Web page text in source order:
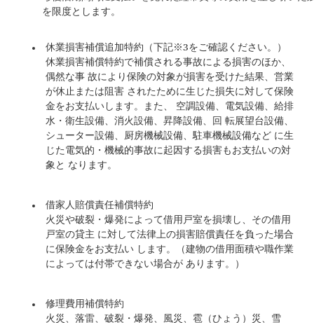
を限度とします。
休業損害補償追加特約（下記※3をご確認ください。）
休業損害補償特約で補償される事故による損害のほか、
偶然な事 故により保険の対象が損害を受けた結果、営業
が休止または阻害 されたために生じた損失に対して保険
金をお支払いします。また、 空調設備、電気設備、給排
水・衛生設備、消火設備、昇降設備、回 転展望台設備、
シューター設備、厨房機械設備、駐車機械設備など に生
じた電気的・機械的事故に起因する損害もお支払いの対
象と なります。
借家人賠償責任補償特約
火災や破裂・爆発によって借用戸室を損壊し、その借用
戸室の貸主 に対して法律上の損害賠償責任を負った場合
に保険金をお支払い します。（建物の借用面積や職作業
によっては付帯できない場合が あります。）
修理費用補償特約
火災、落雷、破裂・爆発、風災、雹（ひょう）災、雪